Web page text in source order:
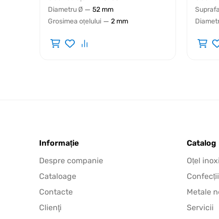
Diametru Ø — 52 mm
Grosimea oțelului — 2 mm
Informație
Despre companie
Cataloage
Contacte
Clienţi
Catalog
Oțel
Confecții
Metale
Servicii